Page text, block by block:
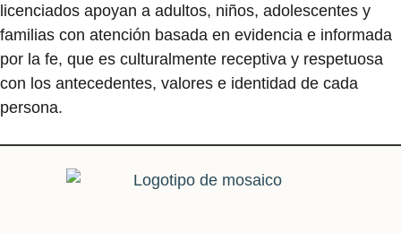
licenciados apoyan a adultos, niños, adolescentes y
familias con atención basada en evidencia e informada
por la fe, que es culturalmente receptiva y respetuosa
con los antecedentes, valores e identidad de cada
persona.